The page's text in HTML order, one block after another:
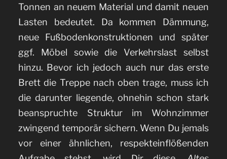
Tonnen an neuem Material und damit neuen
Lasten bedeutet. Da kommen Dämmung,
neue Fußbodenkonstruktionen und später
ggf. Möbel sowie die Verkehrslast selbst
hinzu. Bevor ich jedoch auch nur das erste
Brett die Treppe nach oben trage, muss ich
die darunter liegende, ohnehin schon stark
beanspruchte Struktur im Wohnzimmer
zwingend temporär sichern. Wenn Du jemals
vor einer ähnlichen, respekteinflößenden